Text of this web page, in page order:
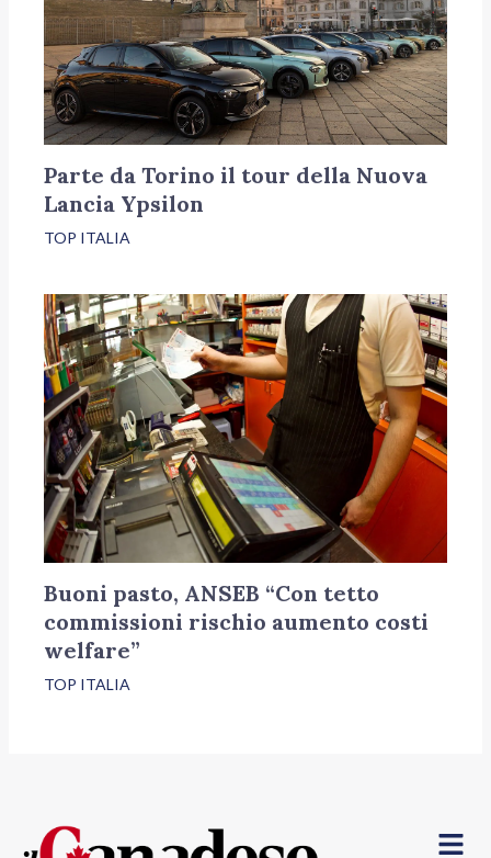
Parte da Torino il tour della Nuova
Lancia Ypsilon
TOP ITALIA
Buoni pasto, ANSEB “Con tetto
commissioni rischio aumento costi
welfare”
TOP ITALIA
Menu